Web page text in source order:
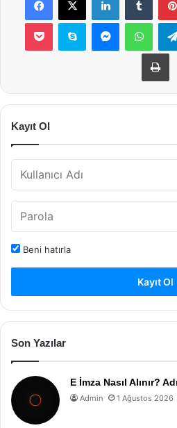
Pocket Skype Messenger
Kayıt Ol
Beni hatırla
Kayıt Ol
Son Yazılar
E İmza Nasıl Alınır?
Admin 1 Ağustos 2026